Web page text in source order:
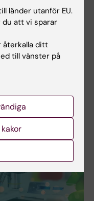
länder utanför EU.
du att vi sparar
återkalla ditt
till vänster på